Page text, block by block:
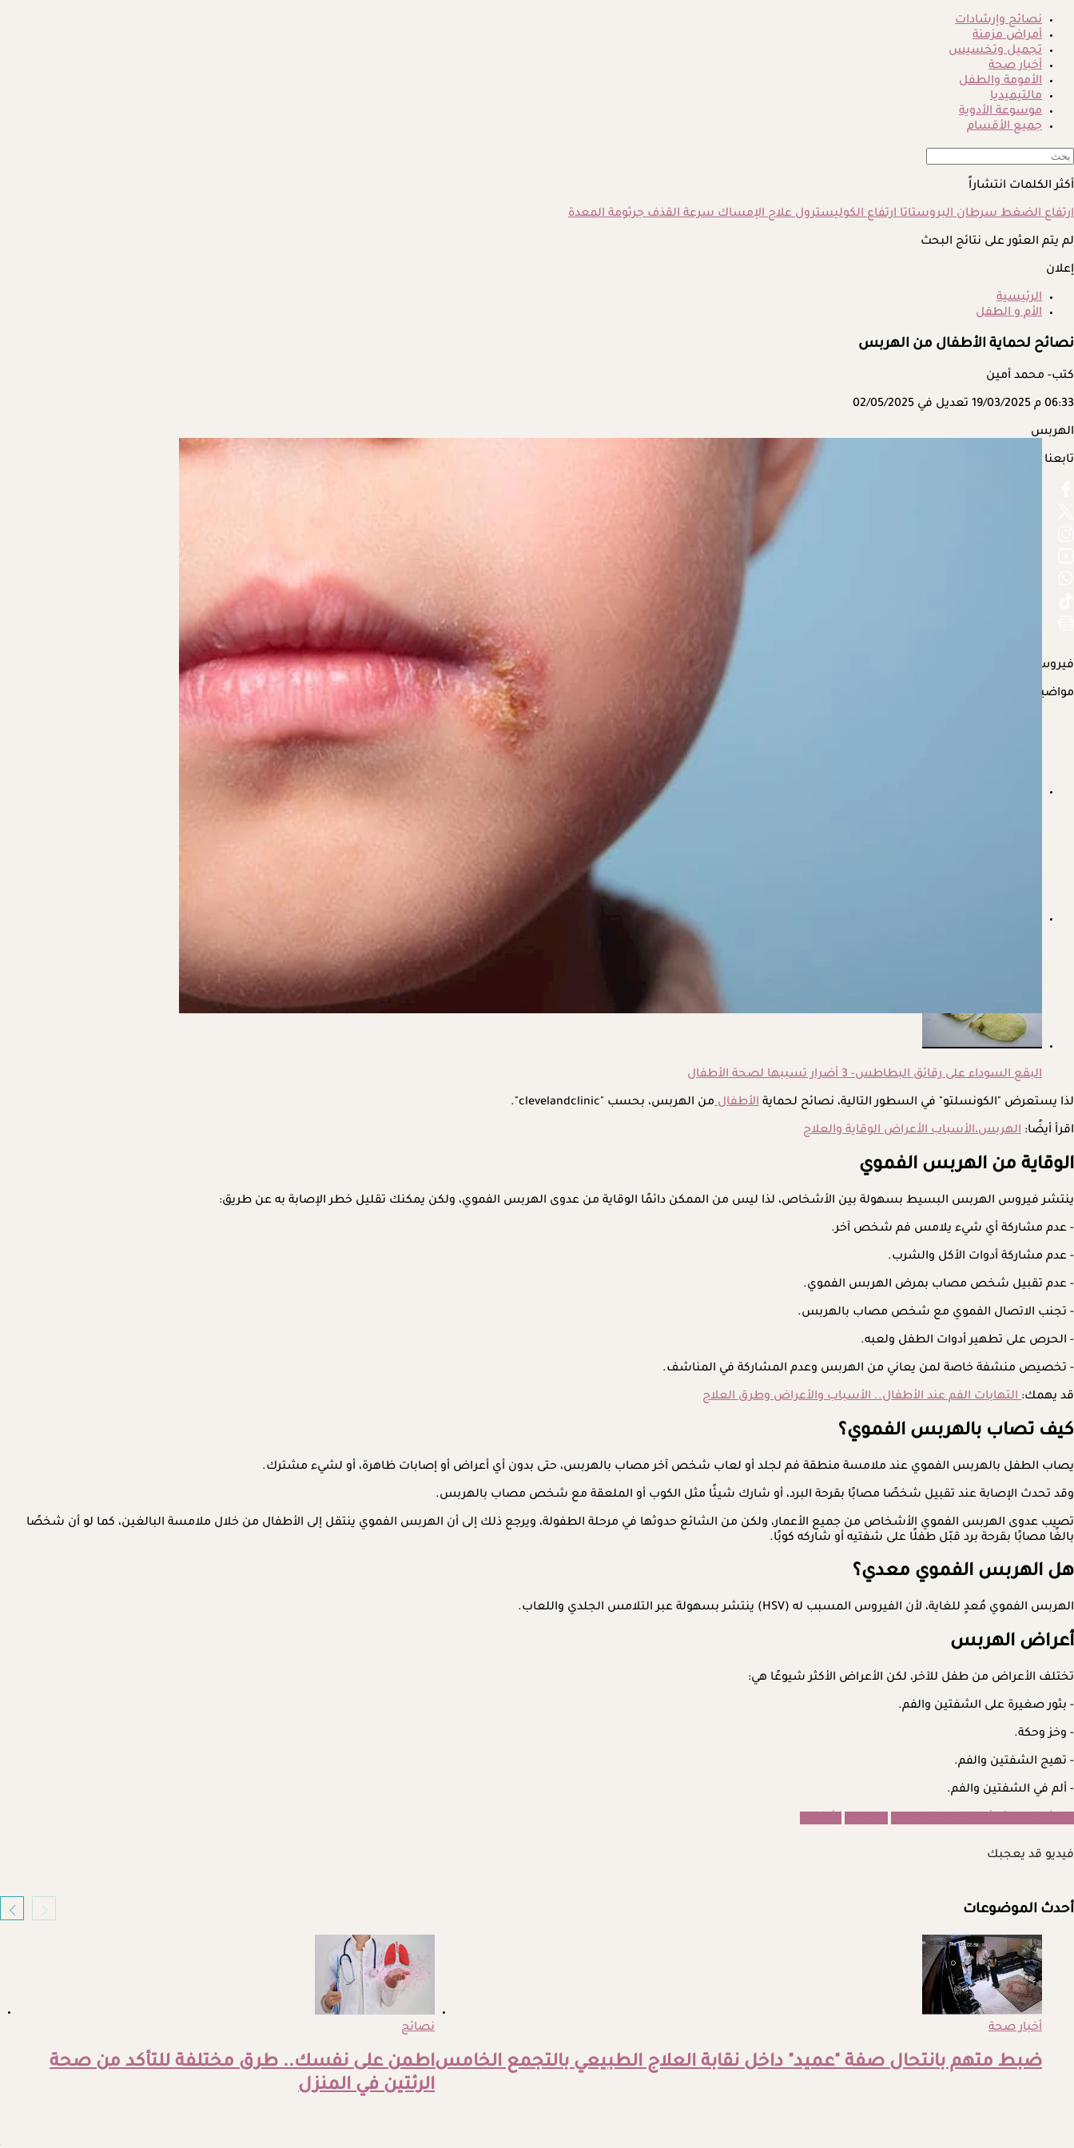
نصائح وإرشادات
أمراض مزمنة
تجميل وتخسيس
أخبار صحة
الأمومة والطفل
مالتيميديا
موسوعة الأدوية
جميع الأقسام
أكثر الكلمات انتشاراً
ارتفاع الضغطسرطان البروستاتاارتفاع الكوليسترولعلاج الإمساكسرعة القذفجرثومة المعدة
لم يتم العثور على نتائج البحث
إعلان
الرئيسية
الأم و الطفل
نصائح لحماية الأطفال من الهربس
كتب- محمد أمين
06:33 م 19/03/2025 تعديل في 02/05/2025
الهربس
تابعنا على
فيروس من الفيروسات شائعة الانتشار بين الأطفال، ما يسبب قرح في الفم وبثور صغيرة حوله، ما يثير إزعاج الأباء والأمهات.
مواضيع ذات صلة
البقع السوداء على رقائق البطاطس- 3 أضرار تسببها لصحة الأطفال
لذا يستعرض "الكونسلتو" في السطور التالية، نصائح لحماية الأطفالمن الهربس، بحسب "clevelandclinic".
اقرأ أيضًا: الهربس،الأسباب الأعراض الوقاية والعلاج
الوقاية من الهربس الفموي
ينتشر فيروس الهربس البسيط بسهولة بين الأشخاص، لذا ليس من الممكن دائمًا الوقاية من عدوى الهربس الفموي، ولكن يمكنك تقليل خطر الإصابة به عن طريق:
- عدم مشاركة أي شيء يلامس فم شخص آخر.
- عدم مشاركة أدوات الأكل والشرب.
- عدم تقبيل شخص مصاب بمرض الهربس الفموي.
- تجنب الاتصال الفموي مع شخص مصاب بالهربس.
- الحرص على تطهير أدوات الطفل ولعبه.
- تخصيص منشفة خاصة لمن يعاني من الهربس وعدم المشاركة في المناشف.
قد يهمك:التهابات الفم عند الأطفال.. الأسباب والأعراض وطرق العلاج
كيف تصاب بالهربس الفموي؟
يصاب الطفل بالهربس الفموي عند ملامسة منطقة فم لجلد أو لعاب شخص آخر مصاب بالهربس، حتى بدون أي أعراض أو إصابات ظاهرة، أو لشيء مشترك.
وقد تحدث الإصابة عند تقبيل شخصًا مصابًا بقرحة البرد، أو شارك شيئًا مثل الكوب أو الملعقة مع شخص مصاب بالهربس.
تصيب عدوى الهربس الفموي الأشخاص من جميع الأعمار، ولكن من الشائع حدوثها في مرحلة الطفولة، ويرجع ذلك إلى أن الهربس الفموي ينتقل إلى الأطفال من خلال ملامسة البالغين، كما لو أن شخصًا
بالغًا مصابًا بقرحة برد قبّل طفلًا على شفتيه أو شاركه كوبًا.
هل الهربس الفموي معدي؟
الهربس الفموي مُعدٍ للغاية، لأن الفيروس المسبب له (HSV) ينتشر بسهولة عبر التلامس الجلدي واللعاب.
أعراض الهربس
تختلف الأعراض من طفل للآخر، لكن الأعراض الأكثر شيوعًا هي:
- بثور صغيرة على الشفتين والفم.
- وخز وحكة.
- تهيج الشفتين والفم.
- ألم في الشفتين والفم.
فيديو قد يعجبك
أحدث الموضوعات
أخبار صحة
ضبط متهم بانتحال صفة "عميد" داخل نقابة العلاج الطبيعي بالتجمع الخامس
نصائح
اطمن على نفسك.. طرق مختلفة للتأكد من صحة
الرئتين في المنزل